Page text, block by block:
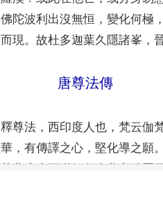
佛陀波利出沒無恒 ， 變化何極 ，
而現 。 故杜多迦葉久隱諸峯 ，
唐尊法傳
釋尊法 ， 西印度人也 ， 梵云伽
華 ， 有傳譯之心 ， 堅化導之願。
菩薩廣大圓滿無礙大悲心陀羅